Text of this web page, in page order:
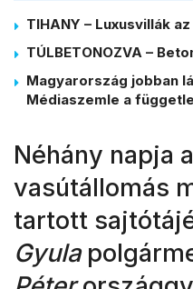
TIHANY – Luxusvillák
TÚLBETONOZVA –
Magyarország jobban
Médiaszemle a
Néhány napja
vasútállomás
tartott
Gyula